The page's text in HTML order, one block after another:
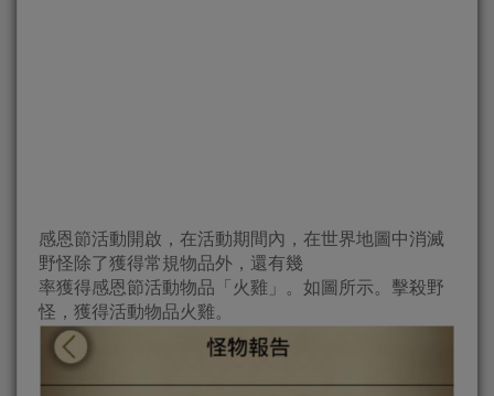
感恩節活動開啟，在活動期間內，在世界地圖中消滅
野怪除了獲得常規物品外，還有幾
率獲得感恩節活動物品「火雞」。如圖所示。擊殺野
怪，獲得活動物品火雞。